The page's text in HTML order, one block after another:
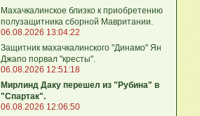
Махачкалинское близко к приобретению
полузащитника сборной Мавритании.
06.08.2026 13:04:22
Защитник махачкалинского "Динамо" Ян
Джапо порвал "кресты".
06.08.2026 12:51:18
Мирлинд Даку перешел из "Рубина" в
"Спартак".
06.08.2026 12:06:50